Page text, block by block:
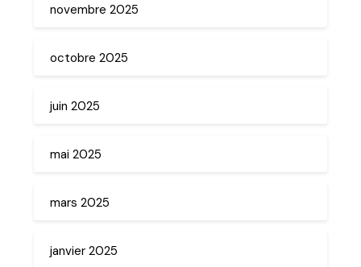
novembre 2025
octobre 2025
juin 2025
mai 2025
mars 2025
janvier 2025